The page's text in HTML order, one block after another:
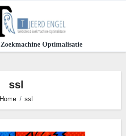
Optimalisatie
ssl
Home ssl